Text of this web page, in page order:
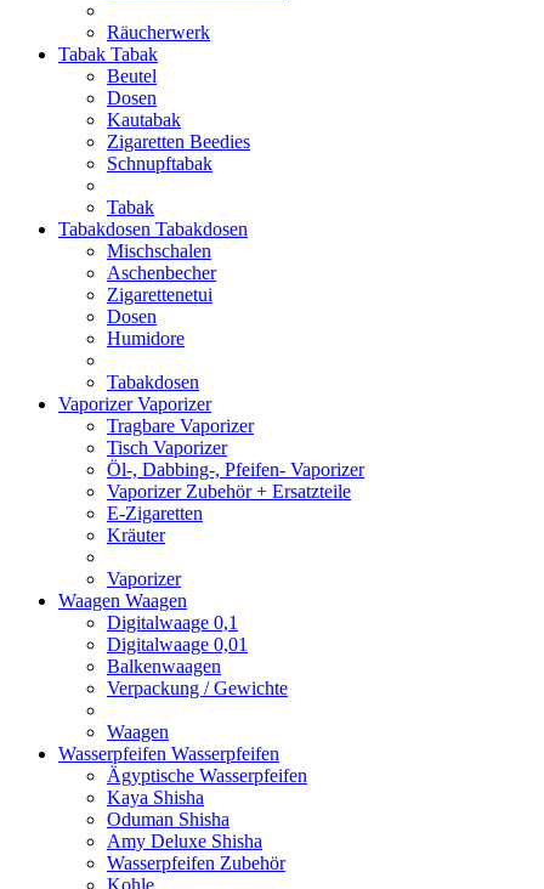
Räucherwerk
Tabak Tabak
Beutel
Dosen
Kautabak
Zigaretten Beedies
Schnupftabak
Tabak
Tabakdosen Tabakdosen
Mischschalen
Aschenbecher
Zigarettenetui
Dosen
Humidore
Tabakdosen
VaporizerVaporizer
Tragbare Vaporizer
Tisch Vaporizer
Öl-, Dabbing-, Pfeifen- Vaporizer
Vaporizer Zubehör + Ersatzteile
E-Zigaretten
Kräuter
Vaporizer
Waagen Waagen
Digitalwaage 0,1
Digitalwaage 0,01
Balkenwaagen
Verpackung / Gewichte
Waagen
Wasserpfeifen Wasserpfeifen
Ägyptische Wasserpfeifen
Kaya Shisha
Oduman Shisha
Amy Deluxe Shisha
Wasserpfeifen Zubehör
Kohle